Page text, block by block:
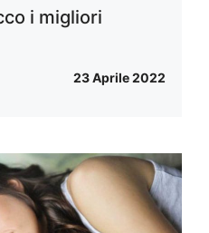
i migliori
23 Aprile 2022